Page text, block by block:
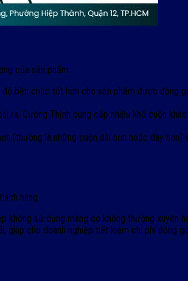
của sản phẩm:
bền chắc tốt hơn cho sản phẩm được
Cường Thịnh cung cấp nhiều khổ cuộn
(thường là những cuộn dài hơn hoặc dày
hàng:
không sử dụng màng co không thường xuyên
cho doanh nghiệp tiết kiệm chi phí đóng